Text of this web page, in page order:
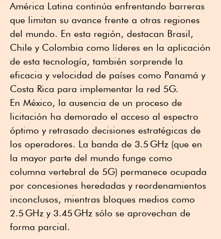
América Latina continúa enfrentando barreras
que limitan su avance frente a otras regiones
del mundo. En esta región, destacan Brasil,
Chile y Colombia como líderes en la aplicación
de esta tecnología, también sorprende la
eficacia y velocidad de países como Panamá y
Costa Rica para implementar la red 5G.
En México, la ausencia de un proceso de
licitación ha demorado el acceso al espectro
óptimo y retrasado decisiones estratégicas de
los operadores. La banda de 3.5 GHz (que en
la mayor parte del mundo funge como
columna vertebral de 5G) permanece ocupada
por concesiones heredadas y reordenamientos
inconclusos, mientras bloques medios como
2.5 GHz y 3.45 GHz sólo se aprovechan de
forma parcial.